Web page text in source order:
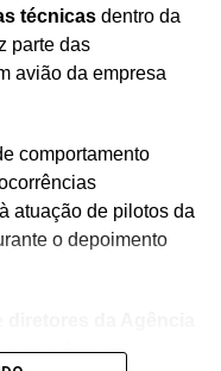
interditado
técnicasdentro da
parte das
avião da empresa
comportamento
atuação de pilotos da
o depoimento
teriam feito alertas